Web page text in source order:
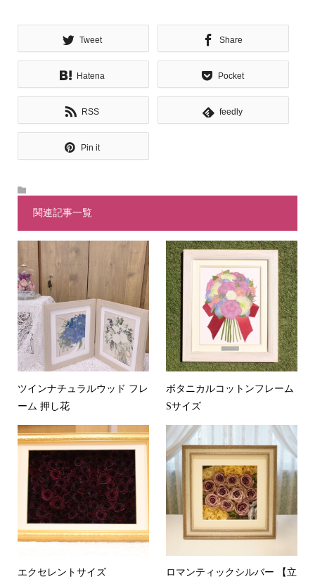
Tweet Share
Hatena Pocket
RSS feedly
Pin it
関連記事一覧
ツインナチュラルウッド フレ
ーム 押し花
ボタニカルコットンフレーム
Sサイズ
エクセレントサイズ
ロマンティックシルバー 【立